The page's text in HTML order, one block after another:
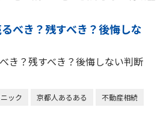
べき？残すべき？後悔しな
き？残すべき？後悔しない判断
ック 京都人あるある
不動産相続